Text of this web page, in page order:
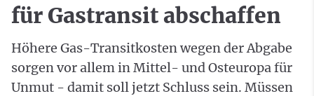
für Gastransit abschaffen
Höhere Gas-Transitkosten wegen der Abgabe
sorgen vor allem in Mittel- und Osteuropa für
Unmut - damit soll jetzt Schluss sein. Müssen